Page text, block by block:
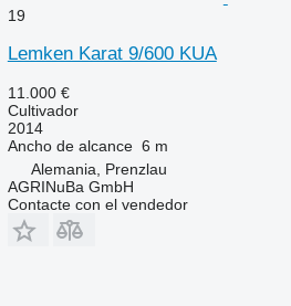
19
Lemken Karat 9/600 KUA
11.000 €
Cultivador
2014
Ancho de alcance 6 m
Alemania, Prenzlau
AGRINuBa GmbH
Contacte con el vendedor